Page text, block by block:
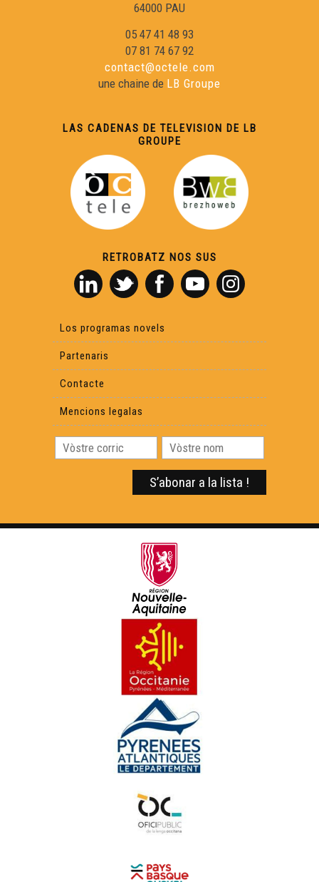
64000 PAU
05 47 41 48 93
07 81 74 67 92
contact@octele.com
une chaine de LB Groupe
LAS CADENAS DE TELEVISION DE LB
GROUPE
RETROBATZ NOS SUS
Los programas novels
Partenaris
Contacte
Mencions legalas